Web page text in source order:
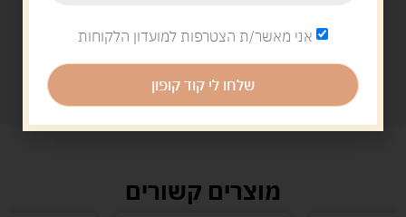
מוצרים קשורים
אני מאשר/ת הצטרפות למועדון הלקוחות
שלחו לי קוד קופון